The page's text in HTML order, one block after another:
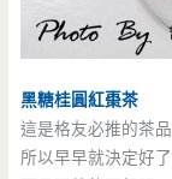
黑糖桂圓紅棗茶
這是格友必推的茶品
所以早早就決定好了